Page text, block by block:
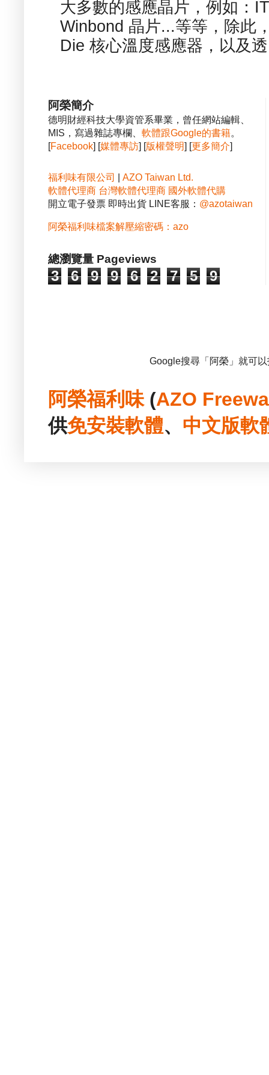
大多數的感應晶片，例如：
Winbond 晶片...等等，除此
Die 核心溫度感應器，以及
阿榮簡介
德明財經科技大學資管系畢業，曾任網站編輯、
MIS，寫過雜誌專欄、 軟體跟Google的書籍。
[Facebook] [媒體專訪] [版權聲明] [更多簡介]
福利味有限公司
AZO Taiwan Ltd.
軟體代理商 台灣軟體代理商 國外軟體代購
開立電子發票 即時出貨 LINE客服： @azotaiwan
阿榮福利味檔案解壓縮密碼：azo
總瀏覽量 Pageviews
3 6 9 9 6 2 7 5 9
Google搜尋「阿榮」就可
阿榮福利味(AZO
供免安裝軟體、 中文版軟